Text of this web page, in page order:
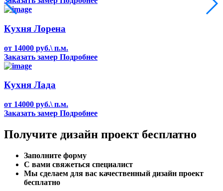
Кухня Лорена
от 14000 руб.\ п.м.
Заказать замер Подробнее
Кухня Лада
от 14000 руб.\ п.м.
Заказать замер Подробнее
Получите дизайн проект бесплатно
Заполните форму
С вами свяжеться специалист
Мы сделаем для вас качественный дизайн проект
бесплатно